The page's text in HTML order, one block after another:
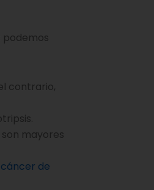
podemos
contrario,
mayores
cáncer de